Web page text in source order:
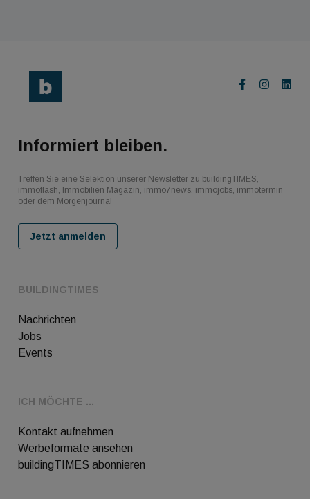
BUILDINGTIMES
Nachrichten
Jobs
Events
ICH MÖCHTE ...
Kontakt aufnehmen
Werbeformate ansehen
buildingTIMES abonnieren
Informiert bleiben.
Treffen Sie eine Selektion unserer Newsletter zu buildingTIMES,
immoflash, Immobilien Magazin, immo7news, immojobs, immotermin
oder dem Morgenjournal
Jetzt anmelden